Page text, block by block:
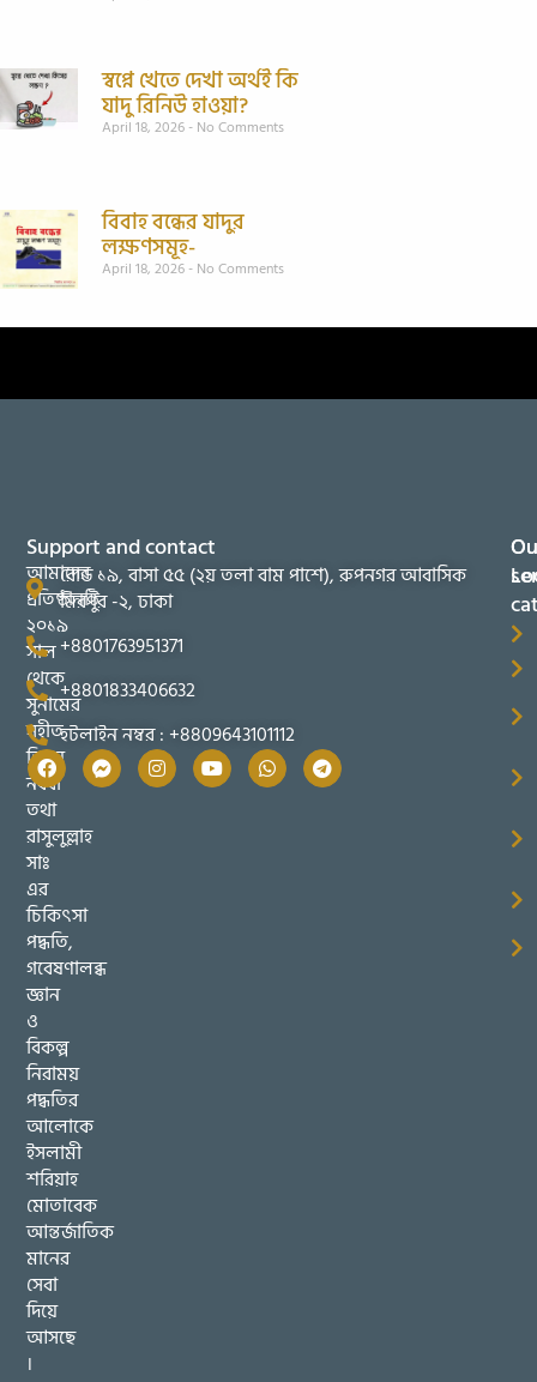
স্বপ্নে খেতে দেখা অর্থই কি
যাদু রিনিউ হাওয়া?
April 18, 2026 No Comments
বিবাহ বন্ধের যাদুর
লক্ষণসমূহ-
April 18, 2026 No Comments
আমাদের
প্রতিষ্ঠানটি
২০১৯
সাল
থেকে
সুনামের
সহীত
তিব্বুন
নববী
তথা
রাসুলুল্লাহ
সাঃ
এর
চিকিৎসা
পদ্ধতি,
গবেষণালব্ধ
জ্ঞান
ও
বিকল্প
নিরাময়
পদ্ধতির
আলোকে
ইসলামী
শরিয়াহ
মোতাবেক
আন্তর্জাতিক
মানের
সেবা
দিয়ে
আসছে
।
Support and contact
রোড ১৯, বাসা ৫৫ (২য় তলা বাম পাশে), রুপনগর আবাসিক
মিরপুর -২, ঢাকা
+8801763951371
+8801833406632
হটলাইন নম্বর : +8809643101112